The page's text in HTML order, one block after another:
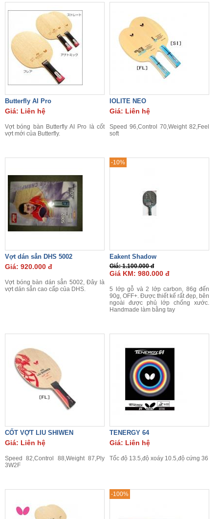
Butterfly AI Pro
Giá: Liên hệ
Vợt bóng bàn Butterfly AI Pro là cốt
vợt mới của Butterfly.
IOLITE NEO
Giá: Liên hệ
Speed 96,Control 70,Weight 82,Feel
soft
Vợt dán sẳn DHS 5002
Giá: 920.000 đ
Vợt bóng bàn dán sẳn 5002, Đây là
vợt dán sẳn cao cấp của DHS.
-10%
Eakent Shadow
Giá: 1.100.000 đ
Giá KM: 980.000 đ
5 lớp gỗ và 2 lớp carbon, 86g đến
90g, OFF+. Được thiết kế rất đẹp, bên
ngoài được phủ lớp chống xước.
Handmade làm bằng tay
CỐT VỢT LIU SHIWEN
Giá: Liên hệ
Speed 82,Control 88,Weight 87,Ply
3W2F
TENERGY 64
Giá: Liên hệ
Tốc độ 13.5,độ xoáy 10.5,độ cứng 36
-100%